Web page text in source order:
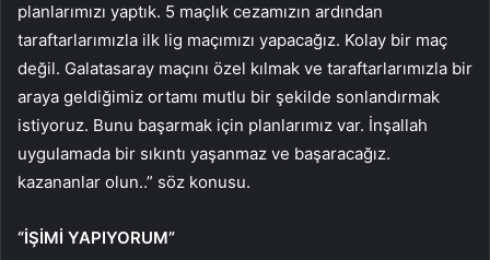
planlarımızı yaptık. 5 maçlık cezamızın ardından
taraftarlarımızla ilk lig maçımızı yapacağız. Kolay bir maç
değil. Galatasaray maçını özel kılmak ve taraftarlarımızla bir
araya geldiğimiz ortamı mutlu bir şekilde sonlandırmak
istiyoruz. Bunu başarmak için planlarımız var. İnşallah
uygulamada bir sıkıntı yaşanmaz ve başaracağız.
kazananlar olun..” söz konusu.
“İŞİMİ YAPIYORUM”